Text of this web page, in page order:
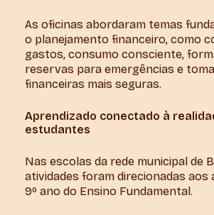
As oficinas abordaram temas
o planejamento financeiro, como
gastos, consumo consciente,
reservas para emergências e
financeiras mais seguras.
Aprendizado conectado à
estudantes
Nas escolas da rede municipal de
atividades foram direcionadas aos
9º ano do Ensino Fundamental.